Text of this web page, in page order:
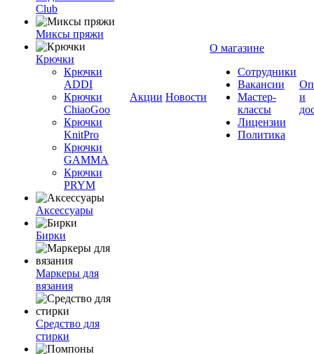
Club
Миксы пряжи
Крючки
Крючки
ADDI
Крючки
ChiaoGoo
Крючки
KnitPro
Крючки
GAMMA
Крючки
PRYM
Аксессуары
Бирки
Маркеры для
вязания
Средство для
стирки
Акции Новости
О магазине
Сотрудники
Вакансии
Мастер-
классы
Лицензии
Политика
и